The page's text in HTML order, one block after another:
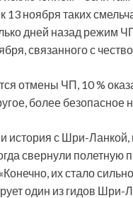
ноября таких
дней назад режим
связанного с
отмены ЧП, 10 %
более безопасное
история с Шри-Ланкой,
свернули полетную
их стало
один из гидов Шри-